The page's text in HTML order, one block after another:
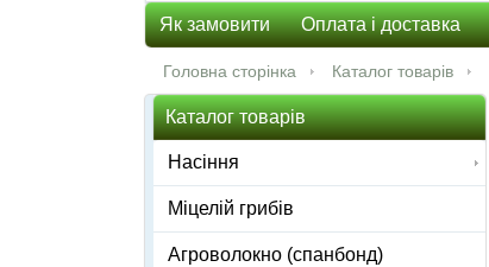
Як замовити Оплата і доставка
Головна сторінка Каталог товарів
Каталог товарів
Насіння
Міцелій грибів
Агроволокно (спанбонд)